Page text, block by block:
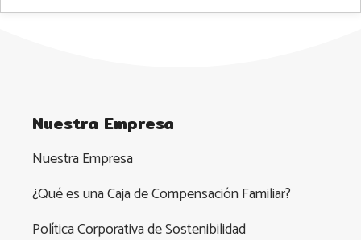
Nuestra Empresa
Nuestra Empresa
¿Qué es una Caja de Compensación Familiar?
Política Corporativa de Sostenibilidad